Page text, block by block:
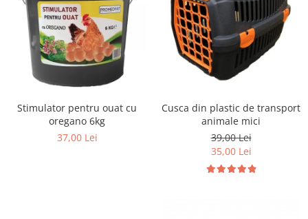
Stimulator pentru ouat cu
oregano 6kg
37,00 Lei
Cusca din plastic de transport
animale mici
39,00 Lei
35,00 Lei